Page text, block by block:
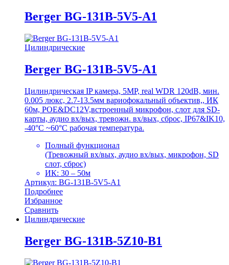
Berger BG-131B-5V5-A1
Цилиндрические
Berger BG-131B-5V5-A1
Цилиндрическая IP камера, 5MP, real WDR 120dB, мин.
0.005 люкс, 2.7-13.5мм вариофокальный объектив,, ИК
60м, POE&DC12V,встроенный микрофон, слот для SD-
карты, аудио вх/вых, тревожн. вх/вых, сброс, IP67&IK10,
-40°C ~60°C рабочая температура.
Полный функционал
(Тревожный вх/вых, аудио вх/вых, микрофон, SD
слот, сброс)
ИК: 30 – 50м
Артикул: BG-131B-5V5-A1
Подробнее
Избранное
Сравнить
Цилиндрические
Berger BG-131B-5Z10-B1